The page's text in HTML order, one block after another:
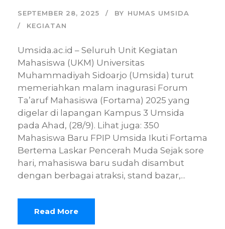
SEPTEMBER 28, 2025 BY HUMAS UMSIDA
KEGIATAN
Umsida.ac.id – Seluruh Unit Kegiatan
Mahasiswa (UKM) Universitas
Muhammadiyah Sidoarjo (Umsida) turut
memeriahkan malam inagurasi Forum
Ta’aruf Mahasiswa (Fortama) 2025 yang
digelar di lapangan Kampus 3 Umsida
pada Ahad, (28/9). Lihat juga: 350
Mahasiswa Baru FPIP Umsida Ikuti Fortama
Bertema Laskar Pencerah Muda Sejak sore
hari, mahasiswa baru sudah disambut
dengan berbagai atraksi, stand bazar,...
Read More